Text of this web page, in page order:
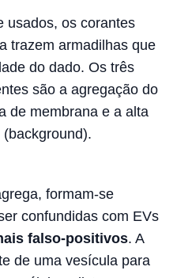
usados, os corantes
trazem armadilhas que
do dado. Os três
são a agregação do
de membrana e a alta
formam-se
confundidas com EVs
falso-positivos. A
de uma vesícula para